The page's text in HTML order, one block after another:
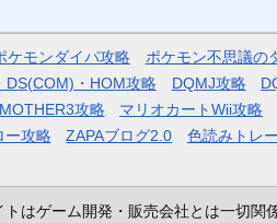
ケモンダイパ攻略 ポケモン不思議の
DS(COM)・HOM攻略 DQMJ攻略
MOTHER3攻略 マリオカートWii攻略
ー攻略 ZAPAブログ2.0 色読みトレ
はゲーム開発・販売会社とは一切関